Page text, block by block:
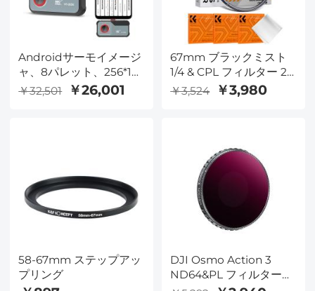
Androidサーモイメージ
ャ、8パレット、256*192
赤外線ピクセル、25 Hz
￥32,501 ￥26,001
67mm ブラックミスト
1/4 & CPL フィルター 2
in 1 ブラック拡散円偏光
￥3,524 ￥3,980
58-67mm ステップアッ
プリング
DJI Osmo Action 3
ND64&PL フィルター、